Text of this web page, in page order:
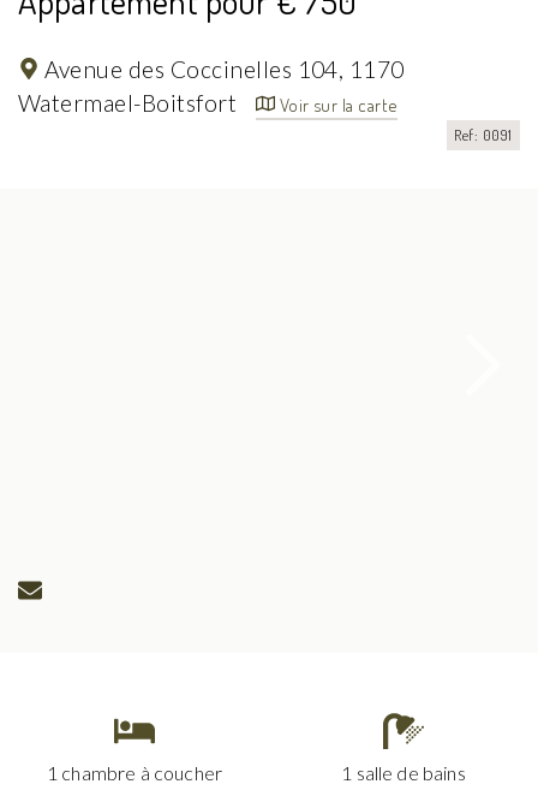
Avenue des Coccinelles 104, 1170
Watermael-Boitsfort
Voir sur la carte
Ref: 0091
1 chambre à coucher 1 salle de bains